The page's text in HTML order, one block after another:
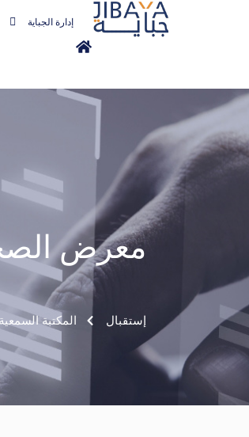
إدارة الجباية
معرض
إستقبال المكتبة